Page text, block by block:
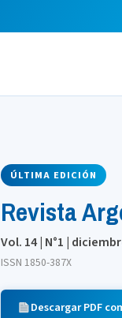
ÚLTIMA EDICIÓN
Revista
Vol. 14 | N°1 |
ISSN 1850-387X
Descargar PDF